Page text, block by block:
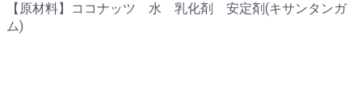
【原材料】ココナッツ 水 乳化剤 安定剤(キサンタンガ
ム)